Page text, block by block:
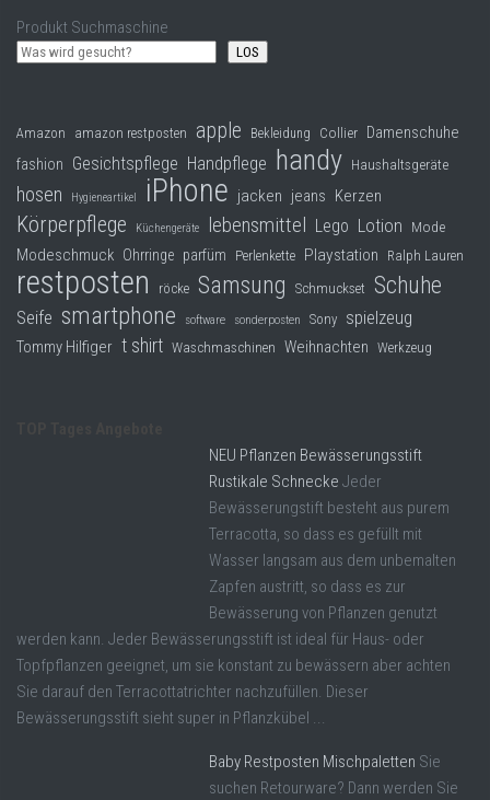
Produkt Suchmaschine
LOS
Amazon amazon restposten apple Bekleidung Collier Damenschuhe
fashion Gesichtspflege Handpflege handy Haushaltsgeräte
hosen Hygieneartikel iPhone jacken jeans Kerzen
Körperpflege Küchengeräte lebensmittel Lego Lotion Mode
Modeschmuck Ohrringe parfüm Perlenkette Playstation Ralph Lauren
restposten röcke Samsung Schmuckset Schuhe
Seife smartphone software sonderposten Sony spielzeug
Tommy Hilfiger t shirt Waschmaschinen Weihnachten Werkzeug
NEU Pflanzen Bewässerungsstift
Rustikale Schnecke Jeder
Bewässerungstift besteht aus purem
Terracotta, so dass es gefüllt mit
Wasser langsam aus dem unbemalten
Zapfen austritt, so dass es zur
Bewässerung von Pflanzen genutzt
werden kann. Jeder Bewässerungsstift ist ideal für Haus- oder
Topfpflanzen geeignet, um sie konstant zu bewässern aber achten
Sie darauf den Terracottatrichter nachzufüllen. Dieser
Bewässerungsstift sieht super in Pflanzkübel ...
Baby Restposten Mischpaletten Sie
suchen Retourware? Dann werden Sie